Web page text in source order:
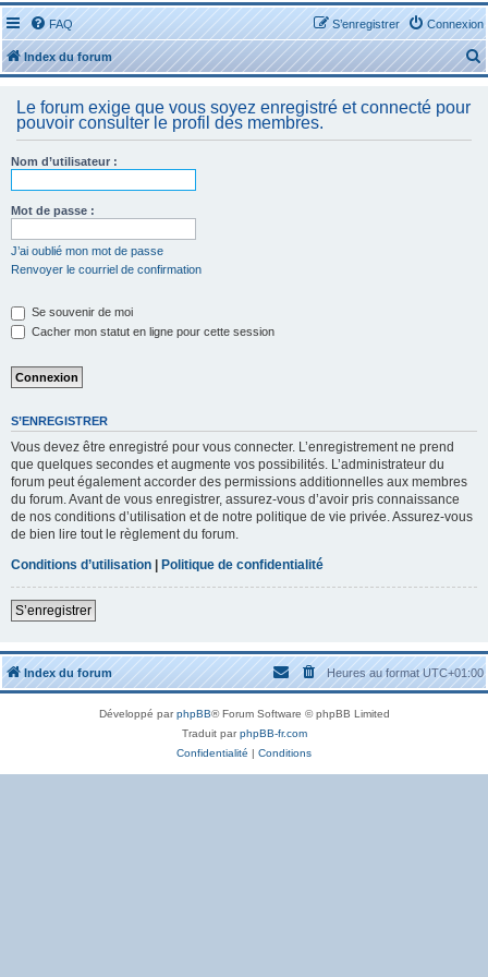
FAQ Connexion
S’enregistrer
Index du forum
e
Le forum exige que vous soyez enregistré et connecté pour
pouvoir consulter le profil des membres.
Nom d’utilisateur :
Mot de passe :
J’ai oublié mon mot de passe
Renvoyer le courriel de confirmation
Se souvenir de moi
Cacher mon statut en ligne pour cette session
S’ENREGISTRER
Vous devez être enregistré pour vous connecter. L’enregistrement ne prend
que quelques secondes et augmente vos possibilités. L’administrateur du
forum peut également accorder des permissions additionnelles aux membres
du forum. Avant de vous enregistrer, assurez-vous d’avoir pris connaissance
de nos conditions d’utilisation et de notre politique de vie privée. Assurez-vous
de bien lire tout le règlement du forum.
Conditions d’utilisation | Politique de confidentialité
S’enregistrer
Index du forum Heures au formatUTC+01:00
Développé parphpBB® Forum Software © phpBB Limited
Traduit parphpBB-fr.com
Confidentialité | Conditions